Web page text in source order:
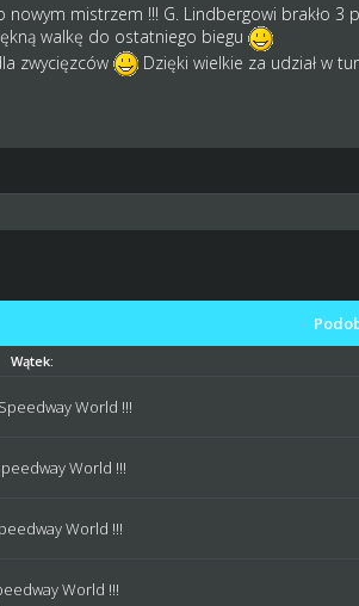
nowym mistrzem !!! G. Lindbergowi brakło 3
walkę do ostatniego biegu
zwycięzców
Dzięki wielkie za udział w
Wątek:
World !!!
World !!!
World !!!
World !!!